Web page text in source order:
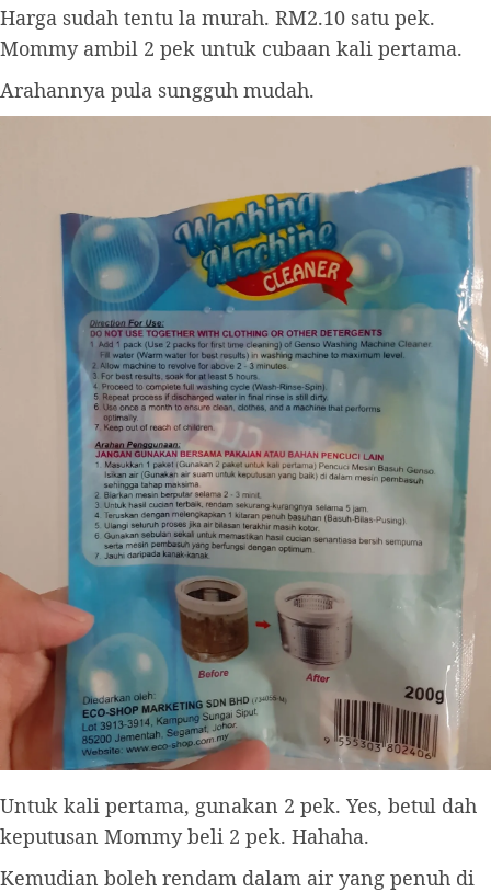
Harga sudah tentu la murah. RM2.10 satu pek.
Mommy ambil 2 pek untuk cubaan kali pertama.
Arahannya pula sungguh mudah.
Untuk kali pertama, gunakan 2 pek. Yes, betul dah
keputusan Mommy beli 2 pek. Hahaha.
Kemudian boleh rendam dalam air yang penuh di